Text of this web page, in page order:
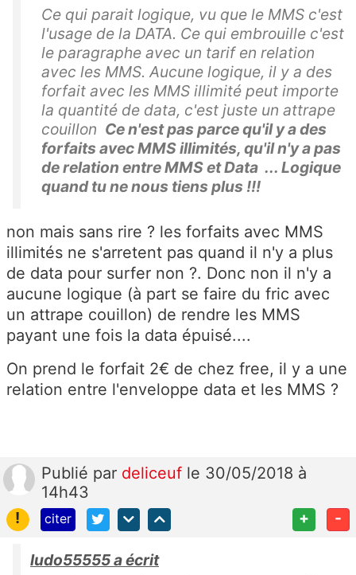
Ce qui parait logique, vu que le MMS c'est
l'usage de la DATA. Ce qui embrouille c'est
le paragraphe avec un tarif en relation
avec les MMS. Aucune logique, il y a des
forfait avec les MMS illimité peut importe
la quantité de data, c'est juste un attrape
couillon Ce n'est pas parce qu'il y a des
forfaits avec MMS illimités, qu'il n'y a pas
de relation entre MMS et Data ... Logique
quand tu ne nous tiens plus !!!
non mais sans rire ? les forfaits avec MMS
illimités ne s'arretent pas quand il n'y a plus
de data pour surfer non ?. Donc non il n'y a
aucune logique (à part se faire du fric avec
un attrape couillon) de rendre les MMS
payant une fois la data épuisé....
On prend le forfait 2€ de chez free, il y a une
relation entre l'enveloppe data et les MMS ?
Publié par deliceuf le 30/05/2018 à
14h43
!
citer + -
ludo55555 a écrit